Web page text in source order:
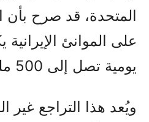
المتحدة، قد صرح بأن
على الموانئ الإيرانية
يومية تصل إلى 500 مليون دولار.
ويُعد هذا التراجع